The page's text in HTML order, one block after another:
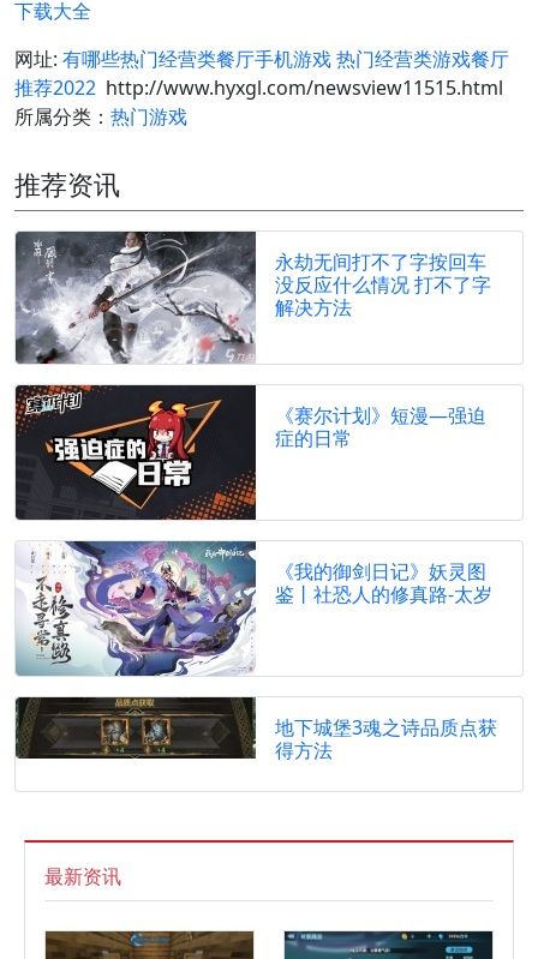
下载大全
网址: 有哪些热门经营类餐厅手机游戏 热门经营类游戏餐厅
推荐2022 http://www.hyxgl.com/newsview11515.html
所属分类： 热门游戏
推荐资讯
永劫无间打不了字按回车
没反应什么情况 打不了字
解决方法
《赛尔计划》短漫—强迫
症的日常
《我的御剑日记》妖灵图
鉴丨社恐人的修真路-太岁
地下城堡3魂之诗品质点获
得方法
最新资讯